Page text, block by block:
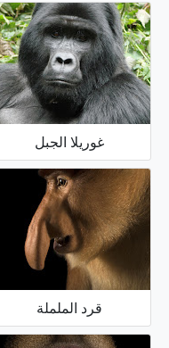
غوريلا الجبل
قرد الململة